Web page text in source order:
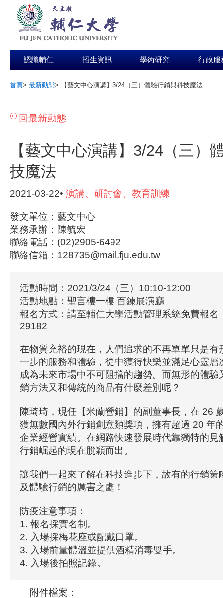
認識輔仁 招生資訊 學術研究 行政服
首頁> 最新動態> 【藝文中心演講】3/24（三）體驗行銷與科技魔法
回最新動態
【藝文中心演講】3/24（三）
技魔法
2021-03-22• 演講、研討會、教育訓練
發文單位：藝文中心
業務承辦：陳毓宏
聯絡電話：(02)2905-6492
聯絡信箱：128735@mail.fju.edu.tw
活動時間：2021/3/24（三）10:10-12:00
活動地點：聖言樓一樓 百鍊展演廳
報名方式：請至輔仁大學活動管理系統免費報名
29182
在物質充裕的現在，人們追求的不再單單只是有
一步的服務和體驗，從中獲得快樂並滿足心靈層
成為未來市場中不可阻擋的趨勢。而無形的體驗
銷方法又和傳統的商品有什麼差別呢？
陳琦琦，現任【米蘭營銷】的副董事長，在 26
獲無數國內外行銷創意類獎項，擁有超過 20 年
企業經營實績。在網路快速發展時代靠獨特的見
行銷崛起的現在脫穎而出。
讓我們一起來了解在科技進步下，故有的行銷策
及體驗行銷的厲害之處！
防疫注意事項：
1. 報名採實名制。
2. 入場採梅花座或配戴口罩。
3. 入場前量體溫並提供酒精消毒雙手。
4. 入場後拍照記錄。
附件檔案：